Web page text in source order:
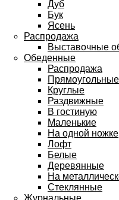
Дуб
Бук
Ясень
Распродажа
Выставочные
Обеденные
Распродажа
Прямоугольные
Круглые
Раздвижные
В гостиную
Маленькие
На одной ножке
Лофт
Белые
Деревянные
На
Стеклянные
Журнальные